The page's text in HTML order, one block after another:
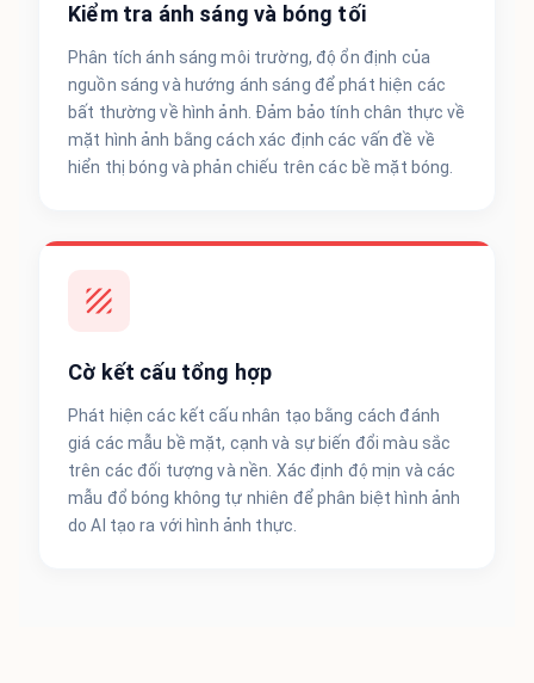
Kiểm tra ánh sáng và bóng tối
Phân tích ánh sáng môi trường, độ ổn định của
nguồn sáng và hướng ánh sáng để phát hiện các
bất thường về hình ảnh. Đảm bảo tính chân thực về
mặt hình ảnh bằng cách xác định các vấn đề về
hiển thị bóng và phản chiếu trên các bề mặt bóng.
Cờ kết cấu tổng hợp
Phát hiện các kết cấu nhân tạo bằng cách đánh
giá các mẫu bề mặt, cạnh và sự biến đổi màu sắc
trên các đối tượng và nền. Xác định độ mịn và các
mẫu đổ bóng không tự nhiên để phân biệt hình ảnh
do AI tạo ra với hình ảnh thực.